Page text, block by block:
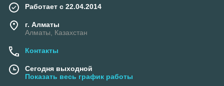
Работает с 22.04.2014
г. Алматы
Алматы, Казахстан
Контакты
Сегодня выходной
Показать весь график работы